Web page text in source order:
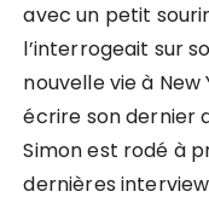
avec un petit
l’interrogeait sur
nouvelle vie à New
écrire son dernier
Simon est rodé à
dernières